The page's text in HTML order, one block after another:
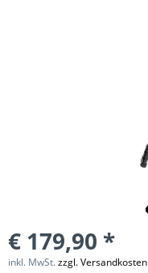
€ 179,90 *
inkl. MwSt.zzgl. Versandkosten